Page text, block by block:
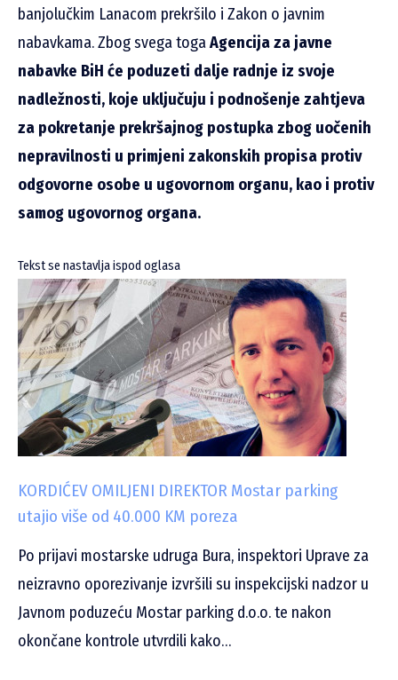
banjolučkim Lanacom prekršilo i Zakon o javnim
nabavkama. Zbog svega togaAgencija za javne
nabavke BiH će poduzeti dalje radnje iz svoje
nadležnosti, koje uključuju i podnošenje zahtjeva
za pokretanje prekršajnog postupka zbog uočenih
nepravilnosti u primjeni zakonskih propisa protiv
odgovorne osobe u ugovornom organu, kao i protiv
samog ugovornog organa.
Tekst se nastavlja ispod oglasa
KORDIĆEV OMILJENI DIREKTOR Mostar parking
utajio više od 40.000 KM poreza
Po prijavi mostarske udruga Bura, inspektori Uprave za
neizravno oporezivanje izvršili su inspekcijski nadzor u
Javnom poduzeću Mostar parking d.o.o. te nakon
okončane kontrole utvrdili kako…